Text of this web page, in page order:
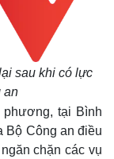
sau khi có lực
an
tại Bình
Bộ Công an điều
chặn các vụ